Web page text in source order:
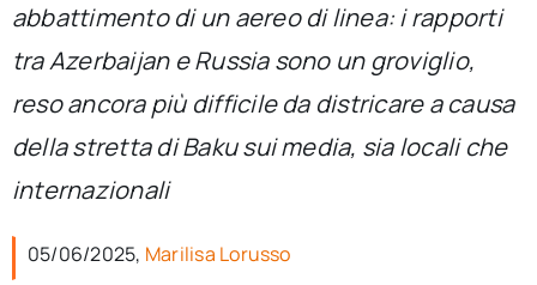
per:
Newsletter
abbattimento di un aereo di linea: i rapporti
tra Azerbaijan e Russia sono un groviglio,
reso ancora più difficile da districare a causa
della stretta di Baku sui media, sia locali che
internazionali
05/06/2025, Marilisa Lorusso